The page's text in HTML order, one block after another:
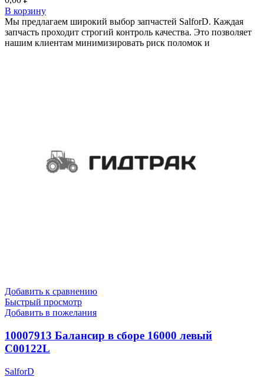
В корзину
Мы предлагаем широкий выбор запчастей SalforD. Каждая
запчасть проходит строгий контроль качества. Это позволяет
нашим клиентам минимизировать риск поломок и
Добавить к сравнению
Быстрый просмотр
Добавить в пожелания
10007913 Балансир в сборе 16000 левый
C00122L
SalforD